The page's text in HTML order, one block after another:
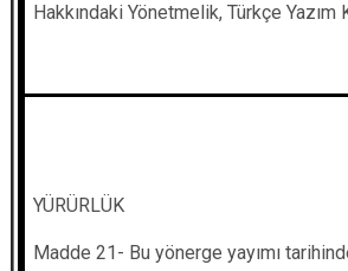
Hakkındaki Yönetmelik, Türkçe
YÜRÜRLÜK
Madde 21- Bu yönerge yayımı